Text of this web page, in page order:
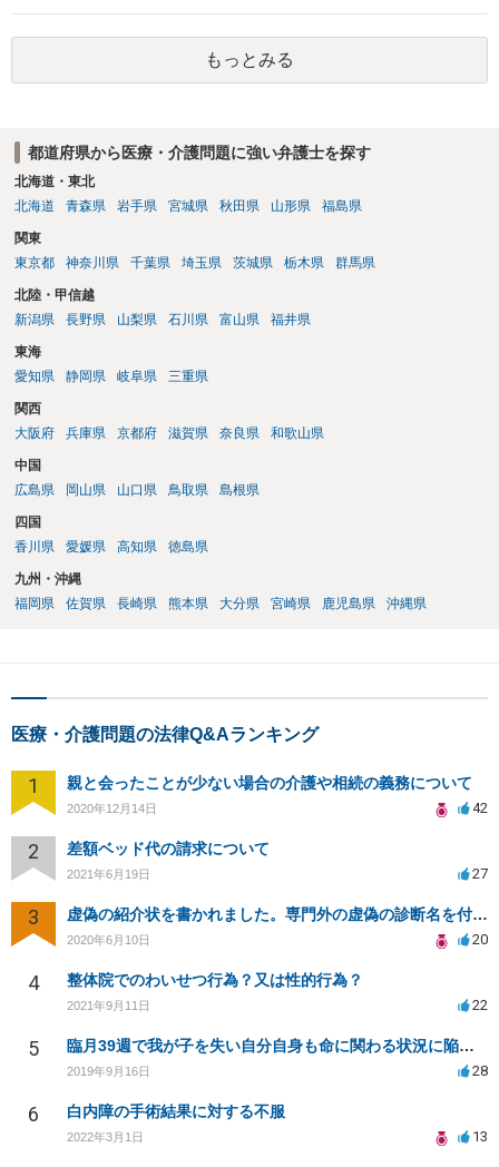
叶わなくなったことについては、慰謝料を主張したいところです。こ
の点、ご相談者様ご夫婦、特に奥様のご年齢は、主張内容に影響を及
ぼす要因となるでしょう。すなわち、加齢による妊孕性の低下や治療
開始時43歳未満という保険適用の制約からすれば、ご年齢が高ければ
がより大きくなると評価できるからです。 このように見積もられる慰
しょう。そうすると、金額については増額が見込まれるます。 以上述
べましたが、不妊治療における通院頻度、通院のタイミングの限定性
や診察、侵襲等の身体への負荷等の様々な負担は、相当程度女性側の
方が高いでしょう。奥様が（文面からご相談者様はご主人様と拝察し
をよく確認することが適切な解決に向かうためには重要だと考えま
す。
ず、あっても、一定の検討をしないと算定は難しいと思いますので、
一般的には無料相談で確度の高い回答は得られないと思われます。 現
在の提案額で不満という場合、一般的には弁護士に依頼をして訴訟と
いう手続きをとったほうが、時間と手間はかかりますが、賠償額は多
もっとみる
都道府県から医療・介護問題に強い弁護士を探す
北海道・東北
北海道
青森県 岩手県 宮城県 秋田県 山形県 福島県
関東
東京都
神奈川県 千葉県 埼玉県 茨城県 栃木県 群馬県
北陸・甲信越
新潟県
長野県 山梨県 石川県 富山県 福井県
東海
愛知県
静岡県 岐阜県 三重県
関西
大阪府
兵庫県 京都府 滋賀県 奈良県 和歌山県
中国
広島県
岡山県 山口県 鳥取県 島根県
四国
香川県
愛媛県 高知県 徳島県
九州・沖縄
福岡県
佐賀県 長崎県 熊本県 大分県 宮崎県 鹿児島県 沖縄県
医療・介護問題の法律Q&Aランキング
1 親と会ったことが少ない場合の介護や相続の義務について
2020年12月14日 42
2 差額ベッド代の請求について
2021年6月19日 27
3 虚偽の紹介状を書かれました。専門外の虚偽の診断名を付けていますが不正にならないのでしょうか？
2020年6月10日 20
4 整体院でのわいせつ行為？又は性的行為？
2021年9月11日 22
5 臨月39週で我が子を失い自分自身も命に関わる状況に陥り病院側を訴える事が出来ますか？
2019年9月16日 28
6 白内障の手術結果に対する不服
2022年3月1日 13